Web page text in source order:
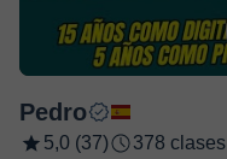
Pedro
5,0 (37)
378 clases